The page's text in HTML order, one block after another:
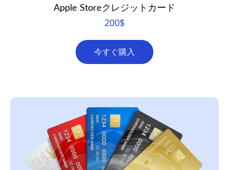
Apple Storeクレジットカード
200$
今すぐ購入